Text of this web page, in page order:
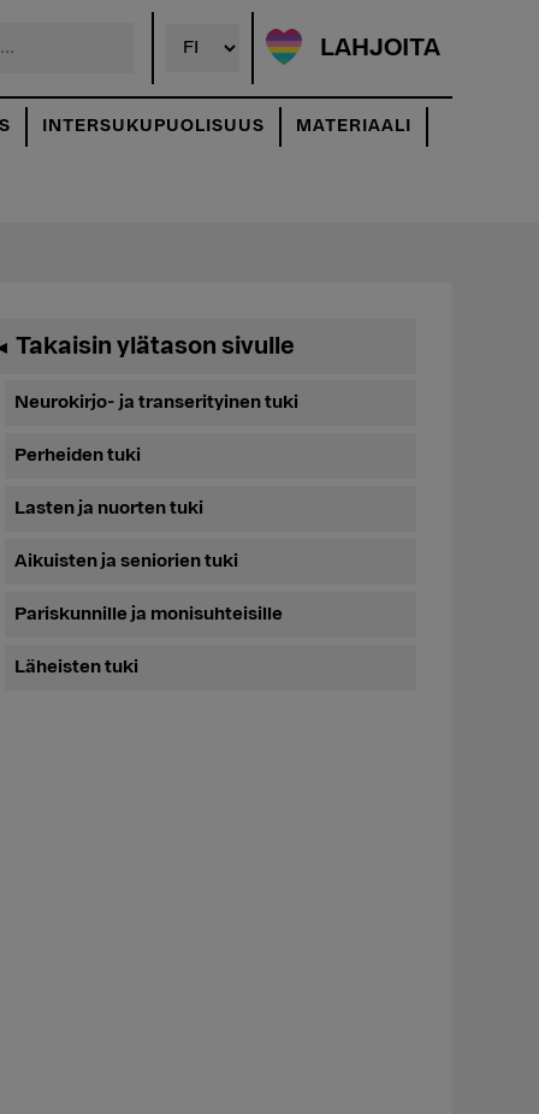
LAHJOITA
INTERSUKUPUOLISUUS MATERIAALI
Takaisin ylätason sivulle
Neurokirjo- ja transerityinen tuki
Perheiden tuki
Lasten ja nuorten tuki
Aikuisten ja seniorien tuki
Pariskunnille ja monisuhteisille
Läheisten tuki